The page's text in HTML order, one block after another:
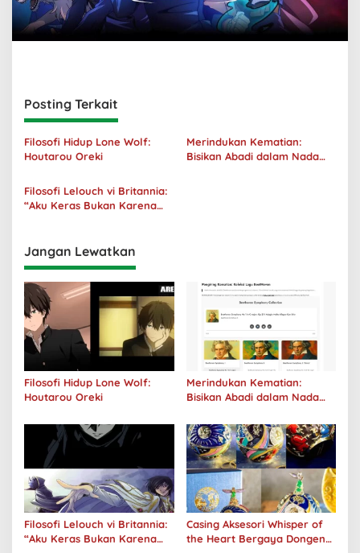
Posting Terkait
Filosofi Hidup Lone Wolf:
Houtarou Oreki
Merindukan Kematian:
Bisikan Abadi dalam Nada
Filosofi Lelouch vi Britannia:
“Aku Keras Bukan Karena
Jangan Lewatkan
Filosofi Hidup Lone Wolf:
Houtarou Oreki
Merindukan Kematian:
Bisikan Abadi dalam Nada
Filosofi Lelouch vi Britannia:
“Aku Keras Bukan Karena
Casing Aksesori Whisper of
the Heart Bergaya Dongeng